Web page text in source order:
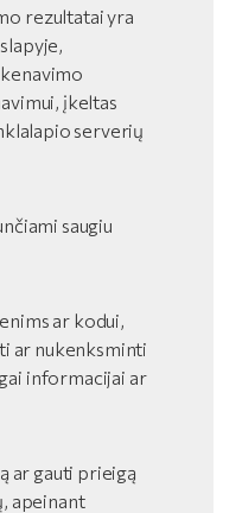
rezultatai yra
įkeltas
serverių
saugiu
ar kodui,
ar nukenksminti
informacijai ar
ar gauti prieigą
apeinant